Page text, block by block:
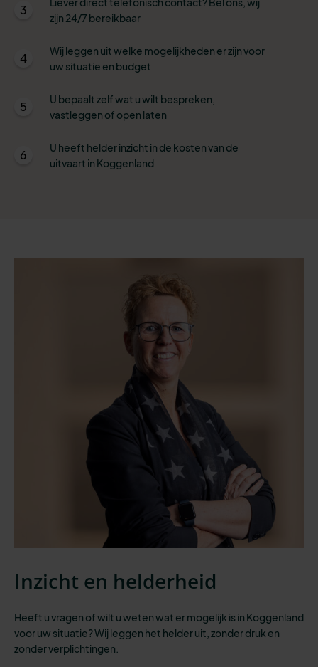
3
zijn 24/7 bereikbaar
4
Wij leggen uit welke mogelijkheden er zijn voor
uw situatie en budget
5
U bepaalt zelf wat u wilt bespreken,
vastleggen of open laten
6
U heeft helder inzicht in de kosten van de
uitvaart in Koggenland
Inzicht en helderheid
Heeft u vragen of wilt u weten wat er mogelijk is in Koggenland
voor uw situatie? Wij leggen het helder uit, zonder druk en
zonder verplichtingen.